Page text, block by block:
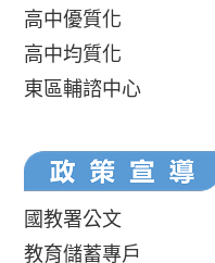
高中優質化
高中均質化
東區輔諮中心
國教署公文
教育儲蓄專戶